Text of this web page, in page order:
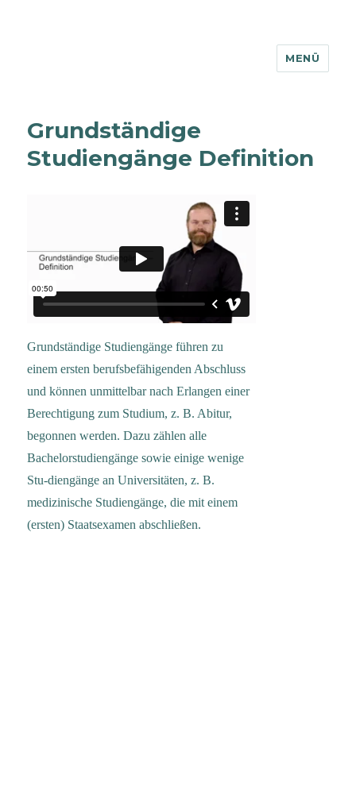
MENÜ
Grundständige
Studiengänge Definition
Grundständige Studiengänge führen zu
einem ersten berufsbefähigenden Abschluss
und können unmittelbar nach Erlangen einer
Berechtigung zum Studium, z. B. Abitur,
begonnen werden. Dazu zählen alle
Bachelorstudiengänge sowie einige wenige
Stu-diengänge an Universitäten, z. B.
medizinische Studiengänge, die mit einem
(ersten) Staatsexamen abschließen.